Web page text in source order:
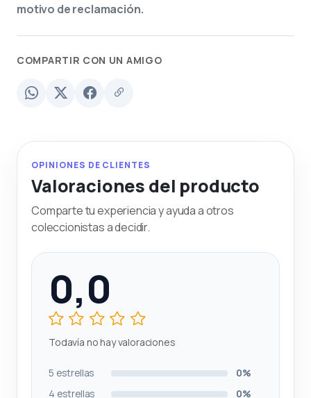
motivo de reclamación.
COMPARTIR CON UN AMIGO
OPINIONES DE CLIENTES
Valoraciones del producto
Comparte tu experiencia y ayuda a otros
coleccionistas a decidir.
0,0
Todavía no hay valoraciones
5 estrellas
0%
4 estrellas
0%